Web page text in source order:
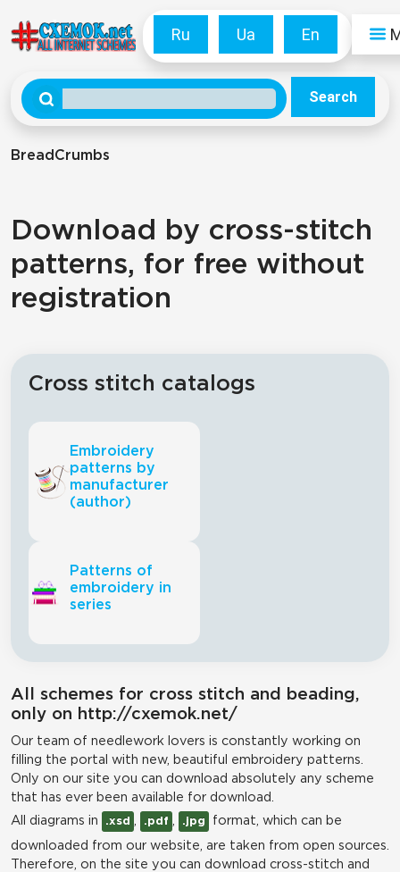
Ru Ua En
Search
BreadCrumbs
Download by cross-stitch
patterns, for free without
registration
Cross stitch catalogs
Embroidery
patterns by
manufacturer
(author)
Patterns of
embroidery in
series
All schemes for cross stitch and beading,
only on http://cxemok.net/
Our team of needlework lovers is constantly working on
filling the portal with new, beautiful embroidery patterns.
Only on our site you can download absolutely any scheme
that has ever been available for download.
All diagrams in
.xsd .pdf .jpg format, which can be
downloaded from our website, are taken from open sources.
Therefore, on the site you can download cross-stitch and